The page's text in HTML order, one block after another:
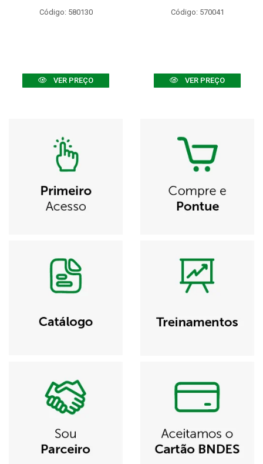
Código: 580130
VER PREÇO
Código: 570041
VER PREÇO